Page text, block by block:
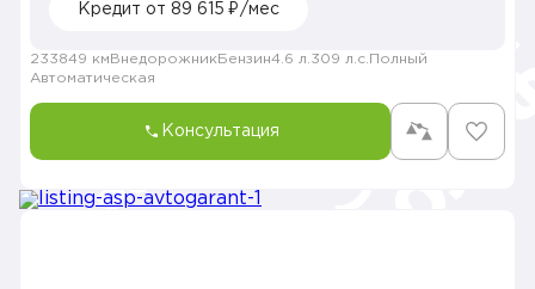
Кредит от 89 615 ₽/мес
233849 км Внедорожник Бензин4.6 л. 309 л.с. Полный
Автоматическая
Консультация